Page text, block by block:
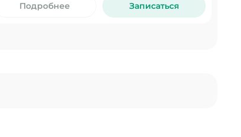
Подробнее Записаться